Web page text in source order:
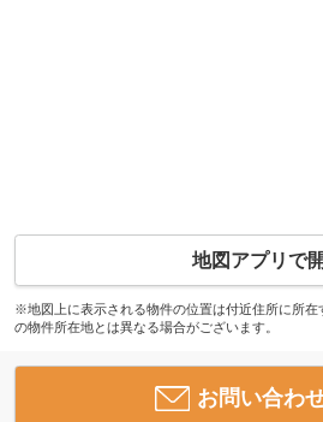
地図アプリで
※地図上に表示される物件の位置は付近住所に所在
の物件所在地とは異なる場合がございます。
お問い合わ